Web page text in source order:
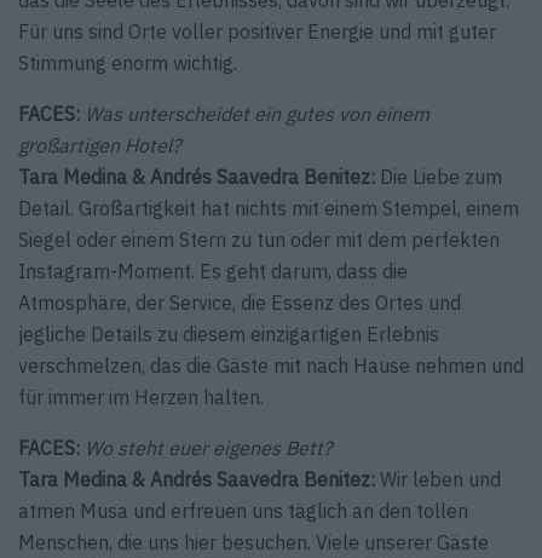
Für uns sind Orte voller positiver Energie und mit guter
Stimmung enorm wichtig.
FACES: Was unterscheidet ein gutes von einem
großartigen Hotel?
Tara Medina & Andrés Saavedra Benitez: Die Liebe zum
Detail. Großartigkeit hat nichts mit einem Stempel, einem
Siegel oder einem Stern zu tun oder mit dem perfekten
Instagram-Moment. Es geht darum, dass die
Atmosphäre, der Service, die Essenz des Ortes und
jegliche Details zu diesem einzigartigen Erlebnis
verschmelzen, das die Gäste mit nach Hause nehmen und
für immer im Herzen halten.
FACES: Wo steht euer eigenes Bett?
Tara Medina & Andrés Saavedra Benitez: Wir leben und
atmen Musa und erfreuen uns täglich an den tollen
Menschen, die uns hier besuchen. Viele unserer Gäste